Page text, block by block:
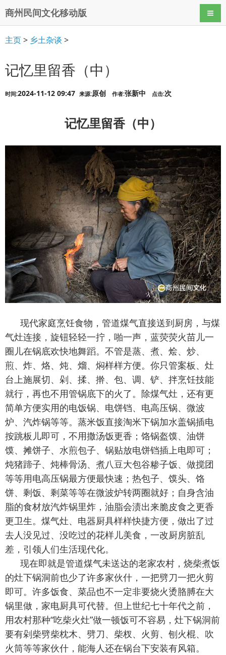
商州民间文化移动版 导航
主页> 乡土杂谈 >
记忆里留香（中）
时间:2024-11-12 09:47 来源:原创 作者:张新中 点击:次
记忆里留香（中）
现代家庭烹饪食物，管道煤气直接送到厨房，与煤
气灶连接，旋钮轻轻一拧，啪一声，蓝荧荧火苗儿一
圈儿在锅底欢快地舞蹈。不管是蒸、煮、烩、炒、
煎、炸、烙、炖、熘、焖样样方便。你只管案板、灶
台上施展切、剁、揉、擀、包、调、铲、拌烹饪技能
就行，再也不用管锅底下的火了。除煤气灶，还有更
简单方便实用的电饭锅、电饼铛、电高压锅、微波
炉、汽炸锅等等。蒸米饭直接淘米下锅加水盖锅插电
按跳板儿即可，不用撒汤饭更香；饹锅盔馍、油饼
馍、摊饼子、水煎包子、锅贴放电饼铛插上电即可；
炖猪蹄子、炖棒骨汤、煮八豆大包谷糁子饭、做搅团
等等用电高压锅最方便最快速；热包子、馍头、饹
饼、剩饭、剩菜等等在微波炉转两圈就好；自身含油
脂的食材放汽炸锅里炸，油脂会渍出来脆皮食之更香
更卫生。煤气灶、电器厨具样样快捷方便，做出了过
去人没见过、没吃过的花样儿美食，一改厨房脏乱
差，引领人们生活现代化。
现在即就是管道煤气未送达的老家农村，烧柴煮饭
的灶下锅洞前也少了许多家伙什，一把劈刀一把火剪
即可。许多饭食、菜品也不一定非要烧火烫胳膊在大
锅里做，家电厨具可代替。但上世纪七十年代之前，
用农村那种“吃柴火灶”做一顿饭可不容易，灶下锅洞前
要有剁柴劈柴枕木、劈刀、柴杈、火剪、刨火棍、吹
火筒等等家伙什，能海人还在锅台下安装有风箱。